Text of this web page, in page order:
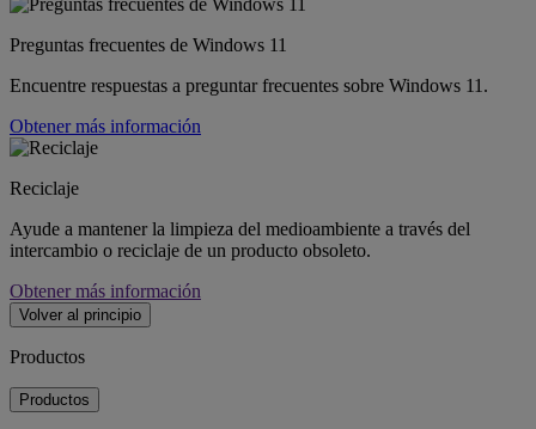
Preguntas frecuentes de Windows 11
Encuentre respuestas a preguntar frecuentes sobre Windows 11.
Obtener más información
Reciclaje
Ayude a mantener la limpieza del medioambiente a través del
intercambio o reciclaje de un producto obsoleto.
Obtener más información
Volver al principio
Productos
Productos